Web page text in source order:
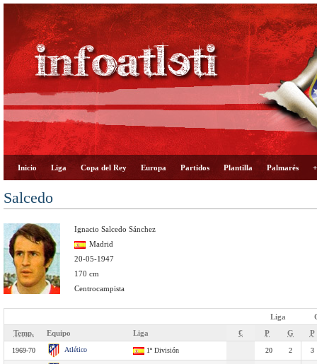
Inicio Liga Copa del Rey Europa Partidos Plantilla Palmarés
Salcedo
Ignacio Salcedo Sánchez
Madrid
20-05-1947
170 cm
Centrocampista
Liga
Temp.
Equipo Liga € P G P
1969-70 Atlético 1ª División 20 2 3